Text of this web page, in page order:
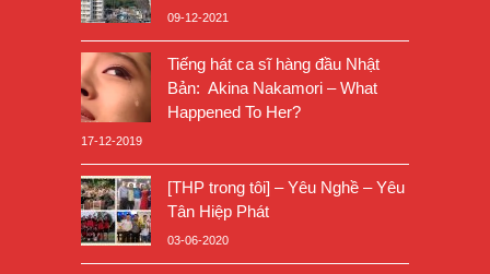
09-12-2021
Tiếng hát ca sĩ hàng đầu Nhật
Bản: Akina Nakamori – What
Happened To Her?
17-12-2019
[THP trong tôi] – Yêu Nghề – Yêu
Tân Hiệp Phát
03-06-2020